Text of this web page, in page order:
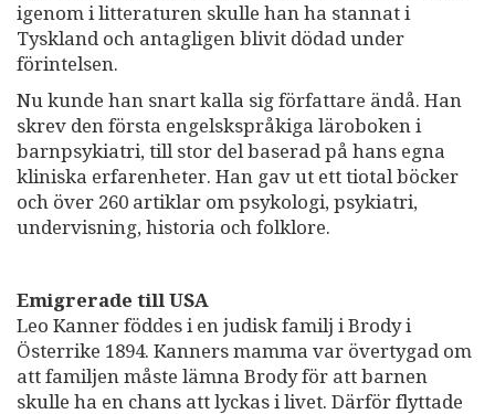
igenom i litteraturen skulle han ha stannat i
Tyskland och antagligen blivit dödad under
förintelsen.
Nu kunde han snart kalla sig författare ändå. Han
skrev den första engelskspråkiga läroboken i
barnpsykiatri, till stor del baserad på hans egna
kliniska erfarenheter. Han gav ut ett tiotal böcker
och över 260 artiklar om psykologi, psykiatri,
undervisning, historia och folklore.
Emigrerade till USA
Leo Kanner föddes i en judisk familj i Brody i
Österrike 1894. Kanners mamma var övertygad om
att familjen måste lämna Brody för att barnen
skulle ha en chans att lyckas i livet. Därför flyttade